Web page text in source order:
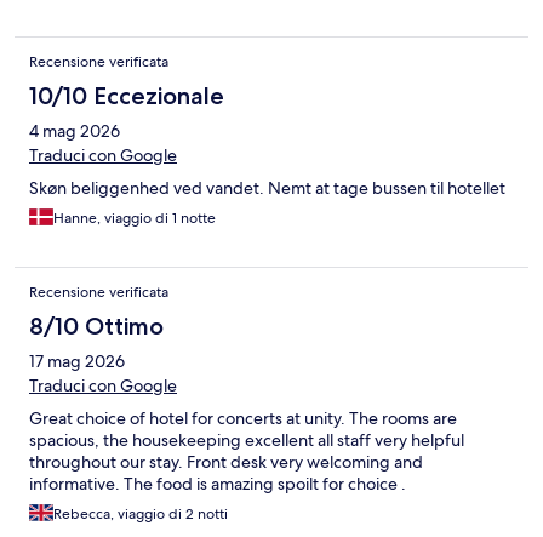
Recensione verificata
10/10 Eccezionale
4 mag 2026
Traduci con Google
Skøn beliggenhed ved vandet. Nemt at tage bussen til hotellet
Hanne, viaggio di 1 notte
Recensione verificata
8/10 Ottimo
17 mag 2026
Traduci con Google
Great choice of hotel for concerts at unity. The rooms are
spacious, the housekeeping excellent all staff very helpful
throughout our stay. Front desk very welcoming and
informative. The food is amazing spoilt for choice .
Rebecca, viaggio di 2 notti